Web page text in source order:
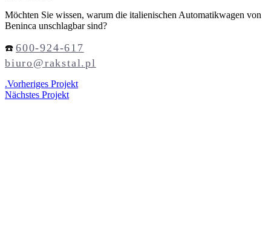
Möchten Sie wissen, warum die italienischen Automatikwagen von
Beninca unschlagbar sind?
☎️ 600-924-617
biuro@rakstal.pl
.Vorheriges Projekt
Nächstes Projekt